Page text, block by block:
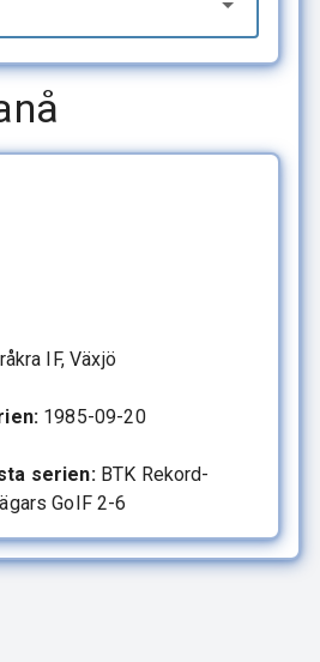
IF, Växjö
1985-09-20
serien:BTK Rekord-
GoIF 2-6